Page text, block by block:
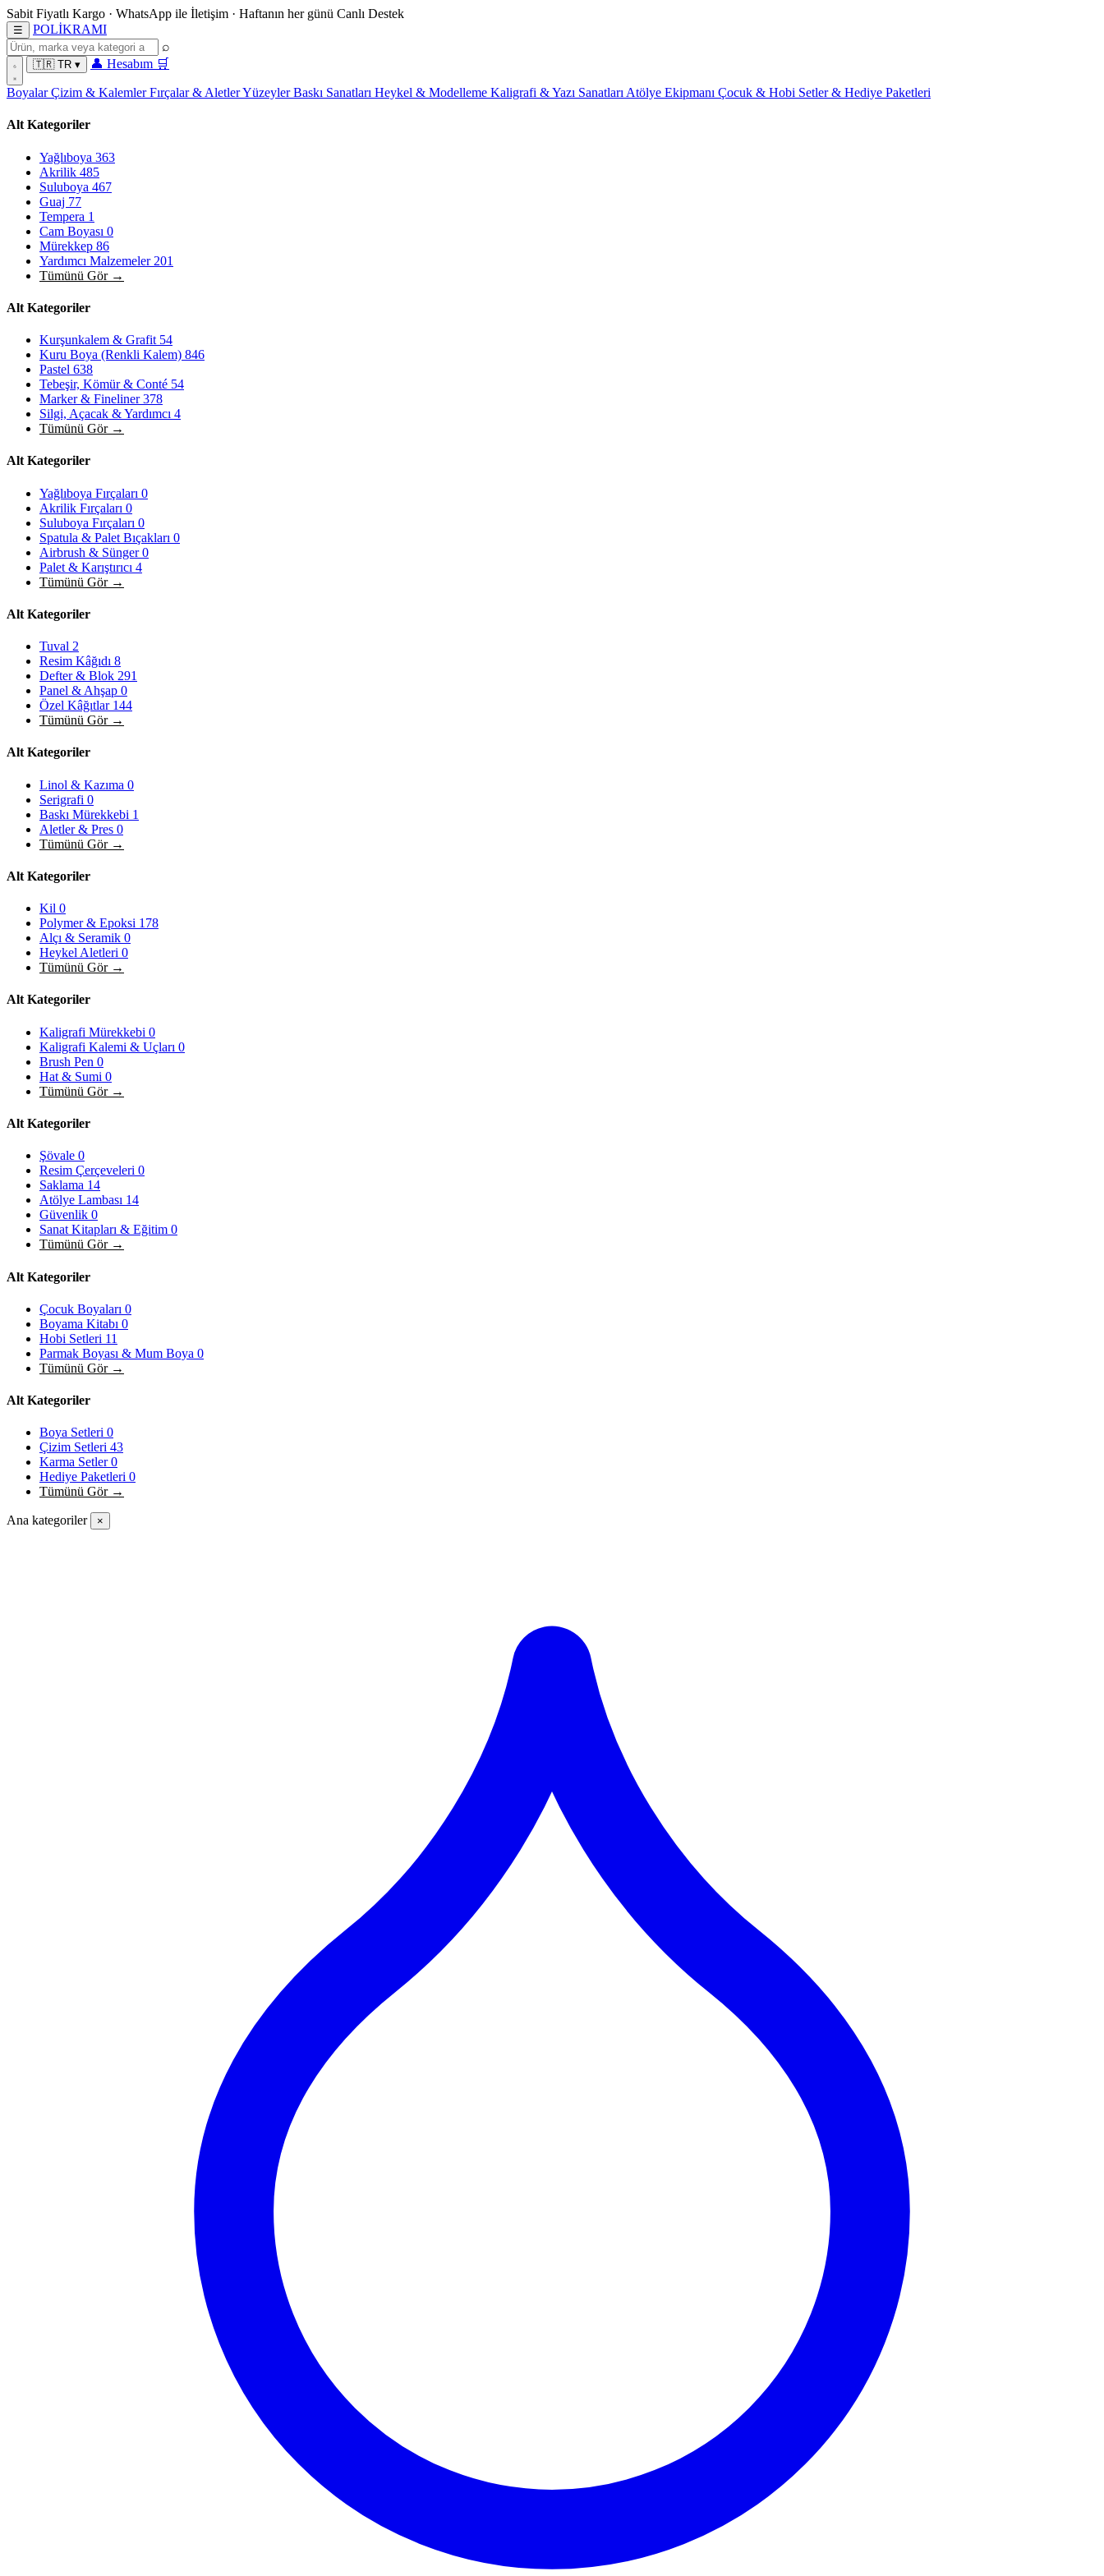
Sabit Fiyatlı Kargo · WhatsApp ile İletişim · Haftanın her günü Canlı Destek
☰ POLİKRAMI
⌕
🇹🇷 TR ▾ 👤 Hesabım 🛒
BoyalarÇizim & KalemlerFırçalar & AletlerYüzeylerBaskı Sanatları Heykel & Modelleme Kaligrafi & Yazı Sanatları Atölye Ekipmanı Çocuk & Hobi Setler & Hediye Paketleri
Alt Kategoriler
Yağlıboya 363
Akrilik 485
Suluboya 467
Guaj 77
Tempera 1
Cam Boyası 0
Mürekkep 86
Yardımcı Malzemeler 201
Tümünü Gör →
Alt Kategoriler
Kurşunkalem & Grafit 54
Kuru Boya (Renkli Kalem) 846
Pastel 638
Tebeşir, Kömür & Conté 54
Marker & Fineliner378
Silgi, Açacak & Yardımcı 4
Tümünü Gör →
Alt Kategoriler
Yağlıboya Fırçaları 0
Akrilik Fırçaları 0
Suluboya Fırçaları 0
Spatula & Palet Bıçakları 0
Airbrush & Sünger0
Palet & Karıştırıcı 4
Tümünü Gör →
Alt Kategoriler
Tuval 2
Resim Kâğıdı 8
Defter & Blok 291
Panel & Ahşap 0
Özel Kâğıtlar 144
Tümünü Gör →
Alt Kategoriler
Linol & Kazıma 0
Serigrafi 0
Baskı Mürekkebi 1
Aletler & Pres 0
Tümünü Gör →
Alt Kategoriler
Kil 0
Polymer & Epoksi 178
Alçı & Seramik 0
Heykel Aletleri 0
Tümünü Gör →
Alt Kategoriler
Kaligrafi Mürekkebi 0
Kaligrafi Kalemi & Uçları 0
Brush Pen 0
Hat & Sumi 0
Tümünü Gör →
Alt Kategoriler
Şövale 0
Resim Çerçeveleri 0
Saklama 14
Atölye Lambası 14
Güvenlik 0
Sanat Kitapları & Eğitim 0
Tümünü Gör →
Alt Kategoriler
Çocuk Boyaları 0
Boyama Kitabı 0
Hobi Setleri 11
Parmak Boyası & Mum Boya 0
Tümünü Gör →
Alt Kategoriler
Boya Setleri 0
Çizim Setleri 43
Karma Setler0
Hediye Paketleri 0
Tümünü Gör →
Ana kategoriler ×